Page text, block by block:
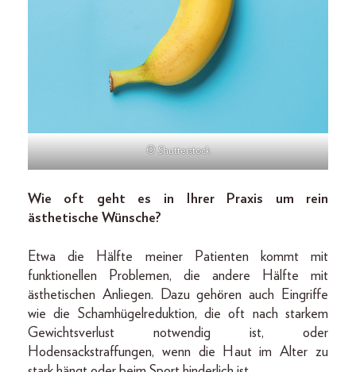
© Shutterstock
Wie oft geht es in Ihrer Praxis um rein
ästhetische Wünsche?
Etwa die Hälfte meiner Patienten kommt mit
funktionellen Problemen, die andere Hälfte mit
ästhetischen Anliegen. Dazu gehören auch Eingriffe
wie die Schamhügelreduktion, die oft nach starkem
Gewichtsverlust notwendig ist, oder
Hodensackstraffungen, wenn die Haut im Alter zu